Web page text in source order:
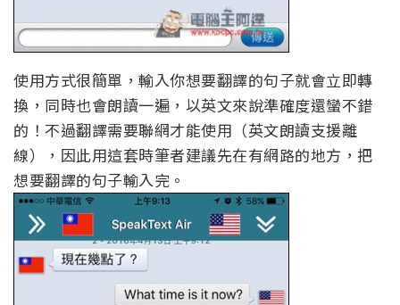
使用方式很簡單，輸入你想要翻譯的句子就會立即轉
換，同時也會朗讀一遍，以英文來說準確度還蠻不錯
的！不過翻譯需要聯網才能使用（英文朗讀支援離
線），因此用這套時筆者建議先在有網路的地方，把
想要翻譯的句子輸入完。